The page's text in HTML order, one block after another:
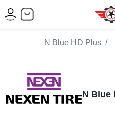
N Blue HD Plus